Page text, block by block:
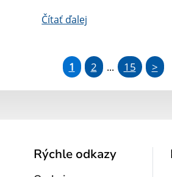
Čítať ďalej
1 2 ... 15 >
Rýchle odkazy